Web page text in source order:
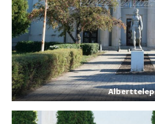
Alberttelep